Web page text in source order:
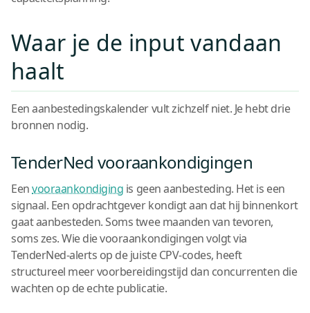
Waar je de input vandaan
haalt
Een aanbestedingskalender vult zichzelf niet. Je hebt drie
bronnen nodig.
TenderNed vooraankondigingen
Eenvooraankondiging is geen aanbesteding. Het is een
signaal. Een opdrachtgever kondigt aan dat hij binnenkort
gaat aanbesteden. Soms twee maanden van tevoren,
soms zes. Wie die vooraankondigingen volgt via
TenderNed-alerts op de juiste CPV-codes, heeft
structureel meer voorbereidingstijd dan concurrenten die
wachten op de echte publicatie.